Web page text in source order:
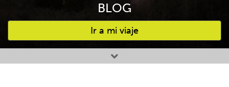
BLOG
Ir a mi viaje
Favourites